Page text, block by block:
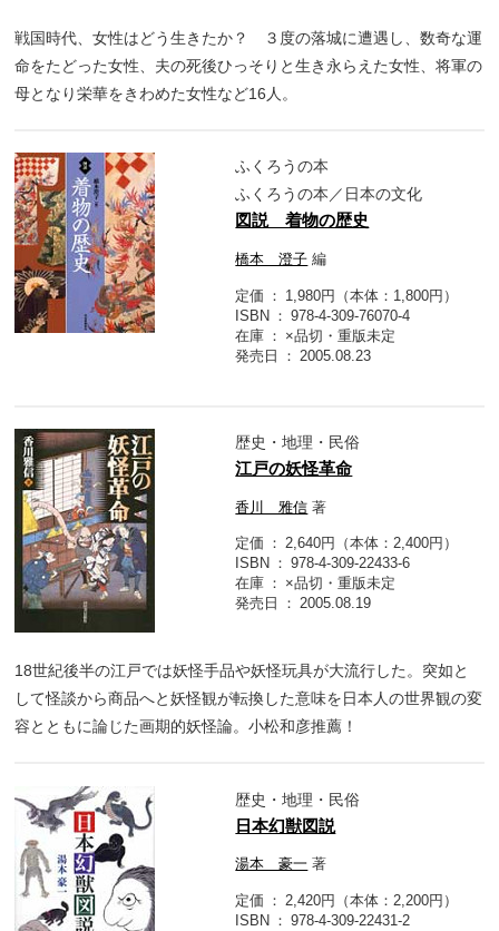
戦国時代、女性はどう生きたか？ ３度の落城に遭遇し、数奇な運
命をたどった女性、夫の死後ひっそりと生き永らえた女性、将軍の
母となり栄華をきわめた女性など16人。
ふくろうの本
ふくろうの本／日本の文化
図説 着物の歴史
橋本 澄子 編
定価
1,980円（本体：1,800円）
ISBN
978-4-309-76070-4
在庫
×品切・重版未定
発売日
2005.08.23
歴史・地理・民俗
江戸の妖怪革命
香川 雅信 著
定価
2,640円（本体：2,400円）
ISBN
978-4-309-22433-6
在庫
×品切・重版未定
発売日
2005.08.19
18世紀後半の江戸では妖怪手品や妖怪玩具が大流行した。突如と
して怪談から商品へと妖怪観が転換した意味を日本人の世界観の変
容とともに論じた画期的妖怪論。小松和彦推薦！
歴史・地理・民俗
日本幻獣図説
湯本 豪一 著
定価
2,420円（本体：2,200円）
ISBN
978-4-309-22431-2